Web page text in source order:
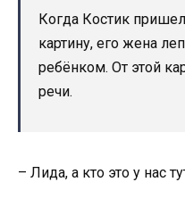
Когда Костик
картину, его жена
ребёнком. От этой
речи.
– Лида, а кто это у нас